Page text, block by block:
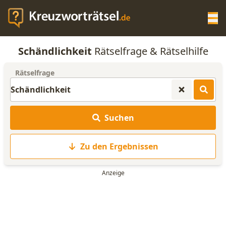
KREUZWORTRÄTSEL-HILFE
ANAGRAMM-GENERATOR
Schändlichkeit Rätselfrage & Rätselhilfe
Rätselfrage
Suchen
Zu den Ergebnissen